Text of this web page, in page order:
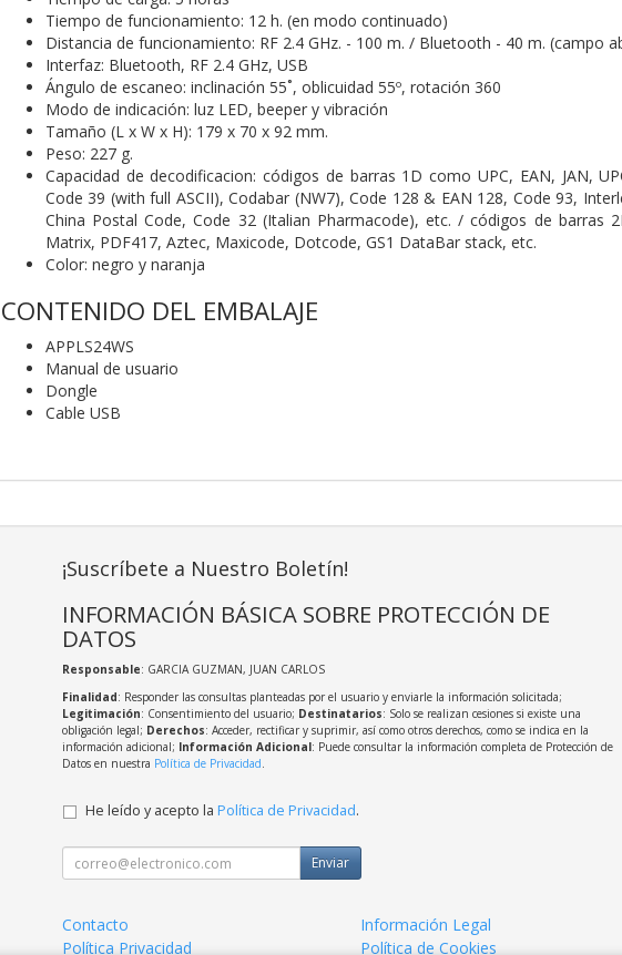
Tiempo de funcionamiento: 12 h. (en modo continuado)
Distancia de funcionamiento: RF 2.4 GHz. - 100 m. / Bluetooth - 40 m. (campo
Interfaz: Bluetooth, RF 2.4 GHz, USB
Ángulo de escaneo: inclinación 55˚, oblicuidad 55º, rotación 360
Modo de indicación: luz LED, beeper y vibración
Tamaño (L x W x H): 179 x 70 x 92 mm.
Peso: 227 g.
Capacidad de decodificacion: códigos de barras 1D como UPC, EAN, JAN,
Code 39 (with full ASCII), Codabar (NW7), Code 128 & EAN 128, Code 93,
China Postal Code,Code 32 (Italian Pharmacode), etc. / códigos de barras
Matrix, PDF417, Aztec, Maxicode, Dotcode, GS1 DataBar stack, etc.
Color: negro y naranja
CONTENIDO DEL EMBALAJE
APPLS24WS
Manual de usuario
Dongle
Cable USB
¡Suscríbete a Nuestro Boletín!
INFORMACIÓN BÁSICA SOBRE PROTECCIÓN DE
DATOS
Responsable: GARCIA GUZMAN, JUAN CARLOS
Finalidad: Responder las consultas planteadas por el usuario y enviarle la información solicitada;
Legitimación: Consentimiento del usuario; Destinatarios: Solo se realizan cesiones si existe una
obligación legal; Derechos: Acceder, rectificar y suprimir, así como otros derechos, como se indica en la
información adicional; Información Adicional: Puede consultar la información completa de Protección de
Datos en nuestra Política de Privacidad.
He leído y acepto la Política de Privacidad.
Enviar
Contacto
Información Legal
Política Privacidad
Política de Cookies